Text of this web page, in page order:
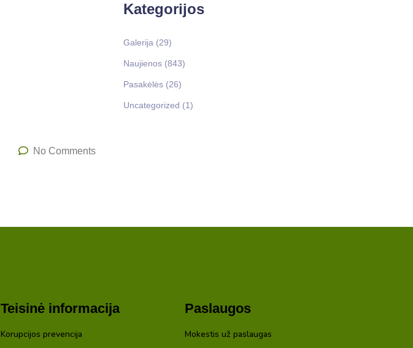
No Comments
Kategorijos
Galerija (29)
Naujienos (843)
Pasakėlės (26)
Uncategorized (1)
Teisinė informacija
Korupcijos prevencija
Paslaugos
Mokestis už paslaugas